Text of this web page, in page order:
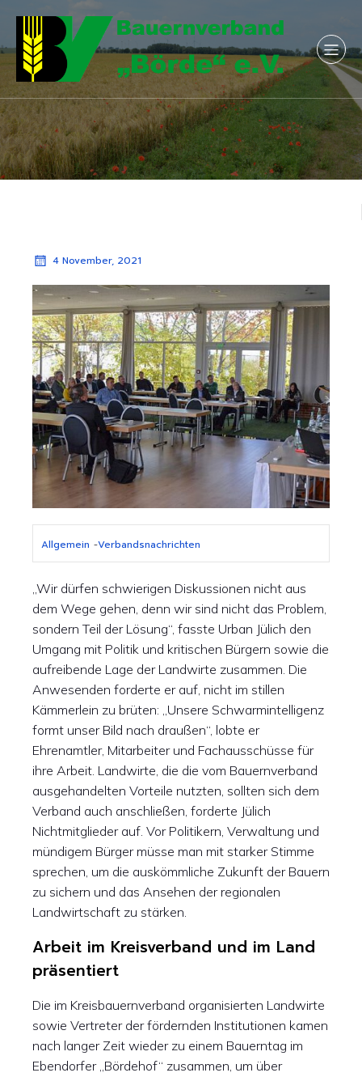
4 November, 2021
Allgemein -Verbandsnachrichten
„Wir dürfen schwierigen Diskussionen nicht aus
dem Wege gehen, denn wir sind nicht das Problem,
sondern Teil der Lösung“, fasste Urban Jülich den
Umgang mit Politik und kritischen Bürgern sowie die
aufreibende Lage der Landwirte zusammen. Die
Anwesenden forderte er auf, nicht im stillen
Kämmerlein zu brüten: „Unsere Schwarmintelligenz
formt unser Bild nach draußen“, lobte er
Ehrenamtler, Mitarbeiter und Fachausschüsse für
ihre Arbeit. Landwirte, die die vom Bauernverband
ausgehandelten Vorteile nutzten, sollten sich dem
Verband auch anschließen, forderte Jülich
Nichtmitglieder auf. Vor Politikern, Verwaltung und
mündigem Bürger müsse man mit starker Stimme
sprechen, um die auskömmliche Zukunft der Bauern
zu sichern und das Ansehen der regionalen
Landwirtschaft zu stärken.
Arbeit im Kreisverband und im Land
präsentiert
Die im Kreisbauernverband organisierten Landwirte
sowie Vertreter der fördernden Institutionen kamen
nach langer Zeit wieder zu einem Bauerntag im
Ebendorfer „Bördehof“ zusammen, um über